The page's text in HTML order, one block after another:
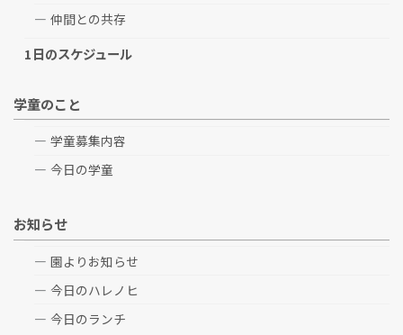
仲間との共存
1日のスケジュール
学童のこと
学童募集内容
今日の学童
お知らせ
園よりお知らせ
今日のハレノヒ
今日のランチ